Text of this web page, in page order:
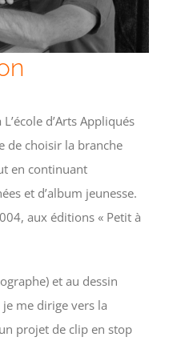
d’Arts Appliqués
de choisir la branche
en continuant
et d’album jeunesse.
aux éditions « Petit à
et au dessin
me dirige vers la
projet de clip en stop